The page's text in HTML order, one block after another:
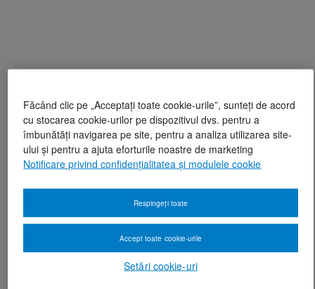
Făcând clic pe „Acceptați toate cookie-urile”, sunteți de acord
cu stocarea cookie-urilor pe dispozitivul dvs. pentru a
îmbunătăți navigarea pe site, pentru a analiza utilizarea site-
ului și pentru a ajuta eforturile noastre de marketing
Notificare privind confidențialitatea și modulele cookie
Setări cookie-uri
Respingeți toate
Accept toate cookie-urile